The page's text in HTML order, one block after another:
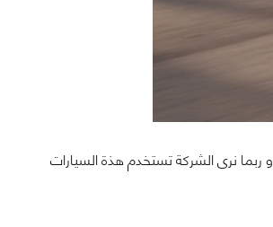
كانت الشركة قد أعلنت فى مؤتمرها للعام الماضى أننا سنرى السيارات ذاتية القيادة على الطرق لأول مرة فى 2016 و ربما نرى الشركة تستخدم هذة السيارات